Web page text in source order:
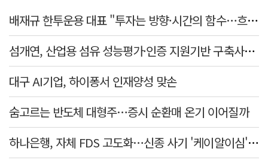
배재규 한투운용 대표 "투자는 방향·시간의 함수…흐름 따라 장기투자해야"
섬개연, 산업용 섬유 성능평가·인증 지원기반 구축사업 참여
대구 AI기업, 하이퐁서 인재양성 맞손
숨고르는 반도체 대형주…증시 순환매 온기 이어질까
하나은행, 자체 FDS 고도화…신종 사기 '케이알이심' 예방